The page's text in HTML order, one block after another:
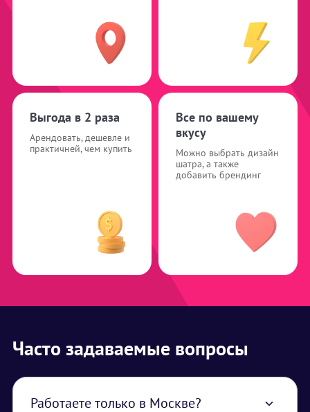
Выгода в 2 раза
Арендовать, дешевле и
практичней, чем купить
Все по вашему
вкусу
Можно выбрать дизайн
шатра, а также
добавить брендинг
Часто задаваемые вопросы
Работаете только в Москве?